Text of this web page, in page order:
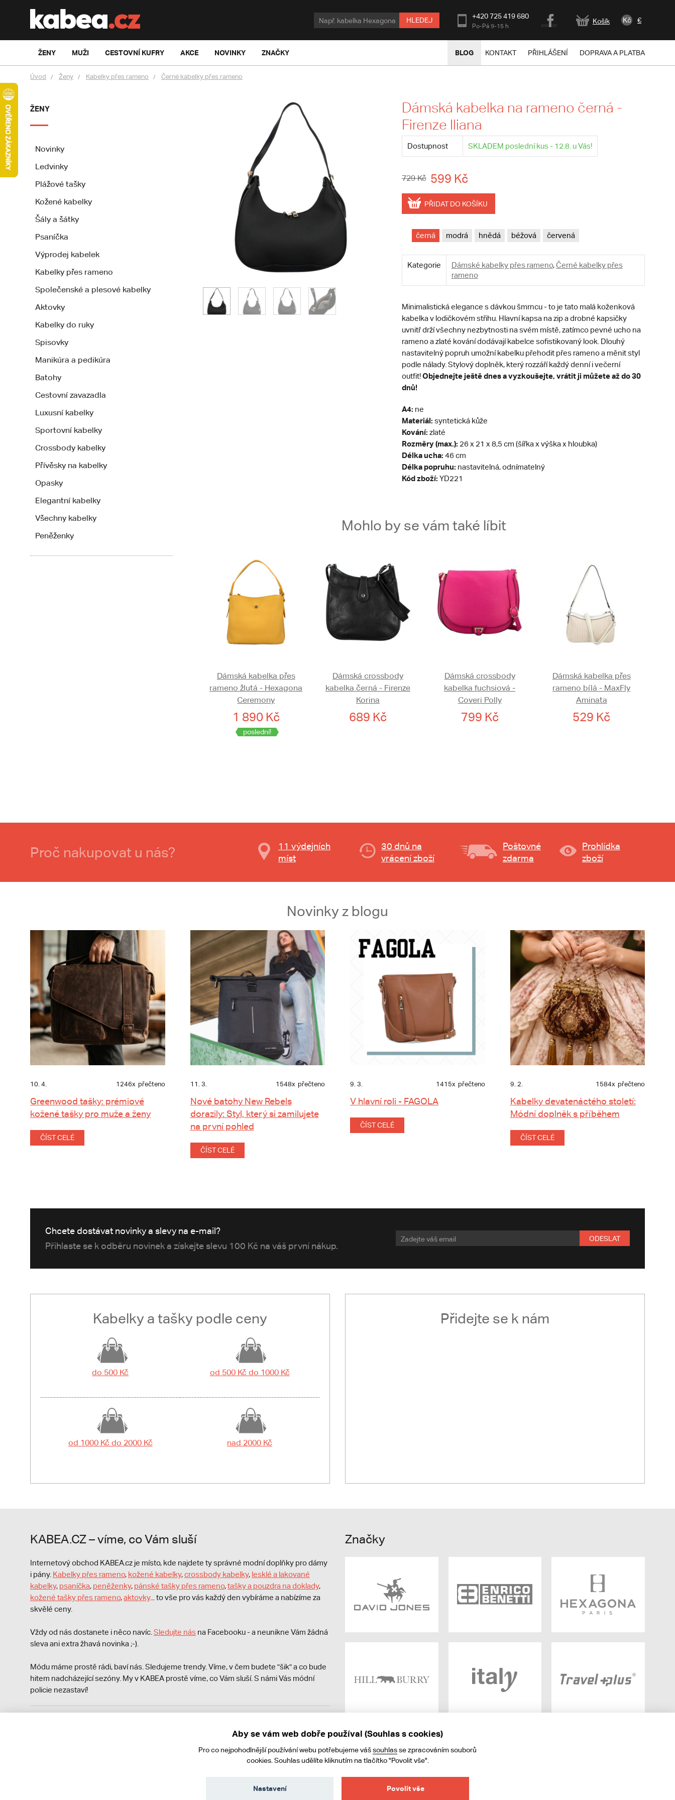
HLEDEJ +420 725 419 680
Po-Pá 9-15 h
Košík Kč €
ŽENY MUŽI CESTOVNÍ KUFRY AKCE NOVINKY ZNAČKY BLOG KONTAKT PŘIHLÁŠENÍ DOPRAVA A PLATBA
Úvod Ženy Kabelky přes rameno Černé kabelky přes rameno
ŽENY
Novinky
Ledvinky
Plážové tašky
Kožené kabelky
Šály a šátky
Psaníčka
Výprodej kabelek
Kabelky přes rameno
Společenské a plesové kabelky
Aktovky
Kabelky do ruky
Spisovky
Manikúra a pedikúra
Batohy
Cestovní zavazadla
Luxusní kabelky
Sportovní kabelky
Crossbody kabelky
Přívěsky na kabelky
Opasky
Elegantní kabelky
Všechny kabelky
Peněženky
Dámská kabelka na rameno černá -
Firenze Iliana
Dostupnost SKLADEM poslední kus - 12.8. u Vás!
729 Kč 599 Kč
PŘIDAT DO KOŠÍKU
černá modrá hnědá béžová červená
Kategorie Dámské kabelky přes rameno,Černé kabelky přes
rameno
Minimalistická elegance s dávkou šmrncu - to je tato malá koženková
kabelka v lodičkovém střihu. Hlavní kapsa na zip a drobné kapsičky
uvnitř drží všechny nezbytnosti na svém místě, zatímco pevné ucho na
rameno a zlaté kování dodávají kabelce sofistikovaný look. Dlouhý
nastavitelný popruh umožní kabelku přehodit přes rameno a měnit styl
podle nálady. Stylový doplněk, který rozzáří každý denní i večerní
outfit!Objednejte ještě dnes a vyzkoušejte, vrátit ji můžete až do 30
dnů!
A4: ne
Materiál: syntetická kůže
Kování: zlaté
Rozměry (max.): 26 x 21 x 8,5 cm (šířka x výška x hloubka)
Délka ucha: 46 cm
Délka popruhu: nastavitelná, odnímatelný
Kód zboží: YD221
Mohlo by se vám také líbit
Dámská kabelka přes
rameno žlutá - Hexagona
Ceremony
1 890 Kč
poslední!
Dámská crossbody
kabelka černá - Firenze
Korina
689 Kč
Dámská crossbody
kabelka fuchsiová -
Coveri Polly
799 Kč
Dámská kabelka přes
rameno bílá - MaxFly
Aminata
529 Kč
Proč nakupovat u nás?
11 výdejních
míst
30 dnů na
vrácení zboží
Poštovné
zdarma
Prohlídka
zboží
Novinky z blogu
10. 4. 1246x přečteno
Greenwood tašky: prémiové
kožené tašky pro muže a ženy
ČÍST CELÉ
11. 3. 1548x přečteno
Nové batohy New Rebels
dorazily: Styl, který si zamilujete
na první pohled
ČÍST CELÉ
9. 3. 1415x přečteno
V hlavní roli - FAGOLA
ČÍST CELÉ
9. 2. 1584x přečteno
Kabelky devatenáctého století:
Módní doplněk s příběhem
ČÍST CELÉ
Chcete dostávat novinky a slevy na e-mail?
Přihlaste se k odběru novinek a získejte slevu 100 Kč na váš první nákup.
ODESLAT
Kabelky a tašky podle ceny
do 500 Kč od 500 Kč do 1000 Kč
od 1000 Kč do 2000 Kč nad 2000 Kč
Přidejte se k nám
KABEA.CZ – víme, co Vám sluší
Internetový obchod KABEA.cz je místo, kde najdete ty správné modní doplňky pro dámy
i pány. Kabelky přes rameno, kožené kabelky,crossbody kabelky, lesklé a lakované
kabelky, psaníčka, peněženky, pánské tašky přes rameno,tašky a pouzdra na doklady,
kožené tašky přes rameno,aktovky... to vše pro vás každý den vybíráme a nabízíme za
skvělé ceny.
Vždy od nás dostanete i něco navíc. Sledujte nás na Facebooku - a neunikne Vám žádná
sleva ani extra žhavá novinka ;-).
Módu máme prostě rádi, baví nás. Sledujeme trendy. Víme, v čem budete "šik" a co bude
hitem nadcházející sezóny. My v KABEA prostě víme, co Vám sluší. S námi Vás módní
policie nezastaví!
Zároveň je povinen zaevidovat přijatou tržbu u správce daně online; v případě
Značky
Aby se vám web dobře používal (Souhlas s cookies)
Pro co nejpohodlnější používání webu potřebujeme vášsouhlasse zpracováním souborů
cookies. Souhlas udělíte kliknutím na tlačítko "Povolit vše".
Povolit vše
Nastavení